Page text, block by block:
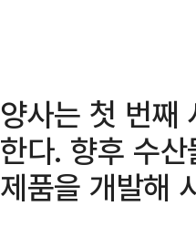
양사는 첫 번째
한다. 향후 수
제품을 개발해